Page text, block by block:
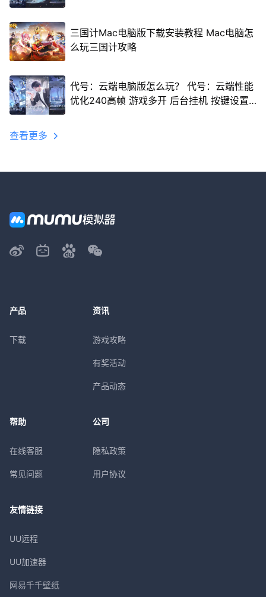
三国计Mac电脑版下载安装教程 Mac电脑怎
么玩三国计攻略
代号：云端电脑版怎么玩？ 代号：云端性能
优化240高帧 游戏多开 后台挂机 按键设置
查看更多
产品
下载
资讯
游戏攻略
有奖活动
产品动态
帮助
在线客服
常见问题
公司
隐私政策
用户协议
友情链接
UU远程
UU加速器
网易千千壁纸